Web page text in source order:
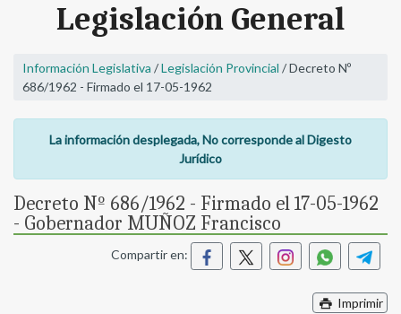
Legislación General
Información Legislativa /Legislación Provincial / Decreto Nº
686/1962 - Firmado el 17-05-1962
La información desplegada, No corresponde al Digesto
Jurídico
Decreto Nº 686/1962 - Firmado el 17-05-1962
- Gobernador MUÑOZ Francisco
Compartir en:
Imprimir